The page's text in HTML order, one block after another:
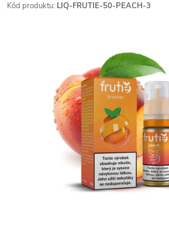
Kód produktu: LIQ-FRUTIE-50-PEACH-3